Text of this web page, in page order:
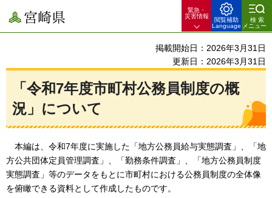
宮崎県
緊急・
災害情報
閲覧補助
Language
検索
メニュー
掲載開始日：2026年3月31日
更新日：2026年3月31日
「令和7年度市町村公務員制度の概
況」について
本編は、令和7年度に実施した 「地方公務員給与実態調査」、「地
方公共団体定員管理調査」、「勤務条件調査」、「地方公務員制度
実態調査」等のデータをもとに市町村における公務員制度の全体像
を俯瞰できる資料として作成したものです。